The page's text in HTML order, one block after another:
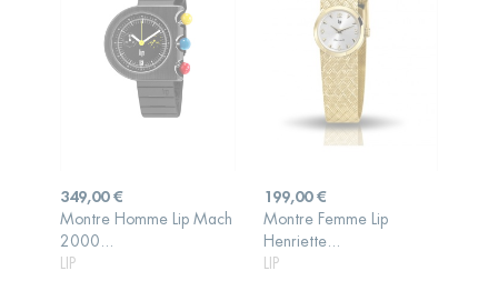
Prix
349,00 €
Montre Homme Lip Mach
2000...
LIP
AJOUTER AU
Prix
199,00 €
Montre Femme Lip
Henriette...
LIP
AJOUTER AU
PANIER